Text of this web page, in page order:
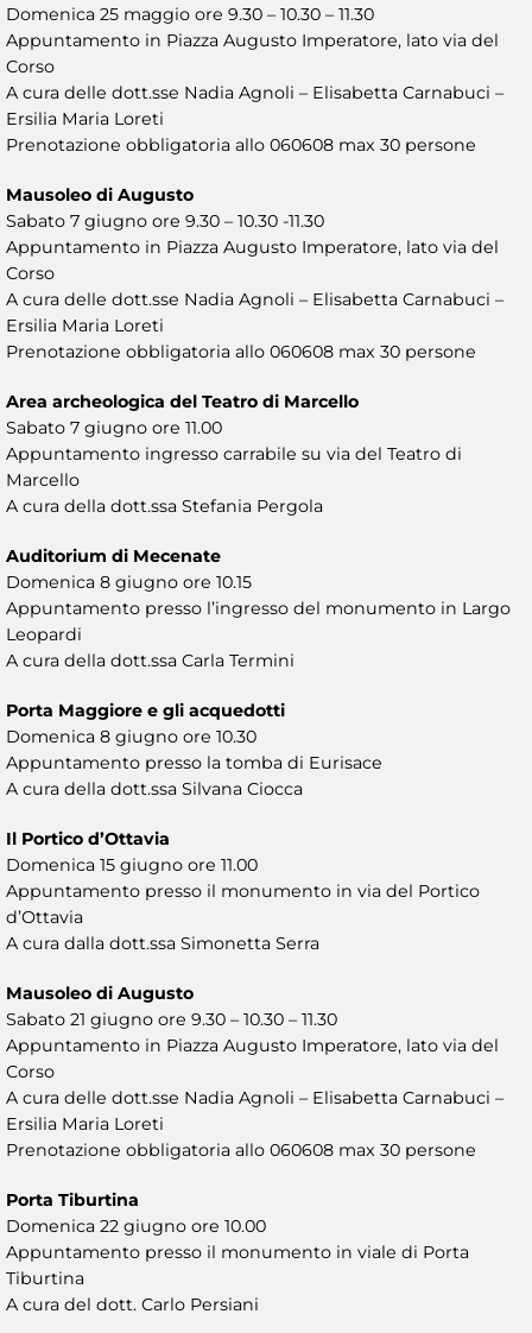
Domenica 25 maggio ore 9.30 – 10.30 – 11.30
Appuntamento in Piazza Augusto Imperatore, lato via del
Corso
A cura delle dott.sse Nadia Agnoli – Elisabetta Carnabuci –
Ersilia Maria Loreti
Prenotazione obbligatoria allo 060608 max 30 persone
Mausoleo di Augusto
Sabato 7 giugno ore 9.30 – 10.30 -11.30
Appuntamento in Piazza Augusto Imperatore, lato via del
Corso
A cura delle dott.sse Nadia Agnoli – Elisabetta Carnabuci –
Ersilia Maria Loreti
Prenotazione obbligatoria allo 060608 max 30 persone
Area archeologica del Teatro di Marcello
Sabato 7 giugno ore 11.00
Appuntamento ingresso carrabile su via del Teatro di
Marcello
A cura della dott.ssa Stefania Pergola
Auditorium di Mecenate
Domenica 8 giugno ore 10.15
Appuntamento presso l’ingresso del monumento in Largo
Leopardi
A cura della dott.ssa Carla Termini
Porta Maggiore e gli acquedotti
Domenica 8 giugno ore 10.30
Appuntamento presso la tomba di Eurisace
A cura della dott.ssa Silvana Ciocca
Il Portico d’Ottavia
Domenica 15 giugno ore 11.00
Appuntamento presso il monumento in via del Portico
d’Ottavia
A cura dalla dott.ssa Simonetta Serra
Mausoleo di Augusto
Sabato 21 giugno ore 9.30 – 10.30 – 11.30
Appuntamento in Piazza Augusto Imperatore, lato via del
Corso
A cura delle dott.sse Nadia Agnoli – Elisabetta Carnabuci –
Ersilia Maria Loreti
Prenotazione obbligatoria allo 060608 max 30 persone
Porta Tiburtina
Domenica 22 giugno ore 10.00
Appuntamento presso il monumento in viale di Porta
Tiburtina
A cura del dott. Carlo Persiani